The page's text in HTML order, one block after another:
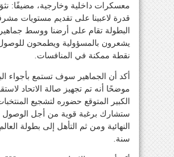
معسكرات داخلية وخارجية، مضيفًا:
قدرة لاعبينا على تقديم مستويات
البطولة تقام على أرضنا ووسط
يشعرون بالمسؤولية ويطمحون للوصول
نقطة ممكنة في المنافسات.
أكد أن الجماهير سوف تستمع بأجواء
موضحًا أنه تم تجهيز صالة الاتحاد
الكبير المتوقع حضوره لتشجيع
ستشارك برغبة قوية من أجل الوصول
سنة.